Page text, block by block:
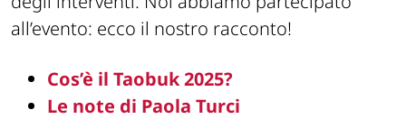
all’evento: ecco il nostro racconto!
Cos’è il Taobuk 2025?
Le note di Paola Turci